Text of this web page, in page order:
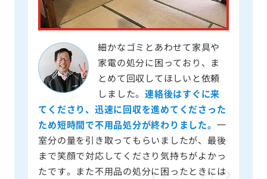
細かなゴミとあわせて家具や
家電の処分に困っており、ま
とめて回収してほしいと依頼
しました。連絡後はすぐに来
てくださり、迅速に回収を進めてくださった
ため短時間で不用品処分が終わりました。 一
室分の量を引き取ってもらいましたが、最後
まで笑顔で対応してくださり気持ちがよかっ
たです。また不用品の処分に困ったときには